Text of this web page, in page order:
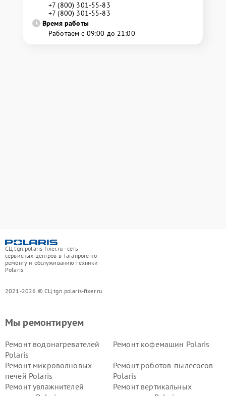
+7 (800) 301-55-83
+7 (800) 301-55-83
Время работы
Работаем с 09:00 до 21:00
СЦ tgn.polaris-fixer.ru - сеть
сервисных центров в Таганроге по
ремонту и обслуживанию техники
Polaris
2021-2026 © СЦ tgn.polaris-fixer.ru
Мы ремонтируем
Ремонт водонагревателей
Polaris
Ремонт кофемашин Polaris
Ремонт микроволновых
печей Polaris
Ремонт роботов-пылесосов
Polaris
Ремонт увлажнителей
Ремонт вертикальных